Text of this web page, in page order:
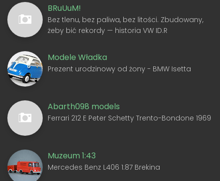
BRuUuM!
Bez tlenu, bez paliwa, bez litości. Zbudowany,
żeby bić rekordy — historia VW ID.R
Modele Władka
Prezent urodzinowy od żony - BMW Isetta
Abarth098 models
Ferrari 212 E Peter Schetty Trento-Bondone 1969
Muzeum 1:43
Mercedes Benz L406 1:87 Brekina